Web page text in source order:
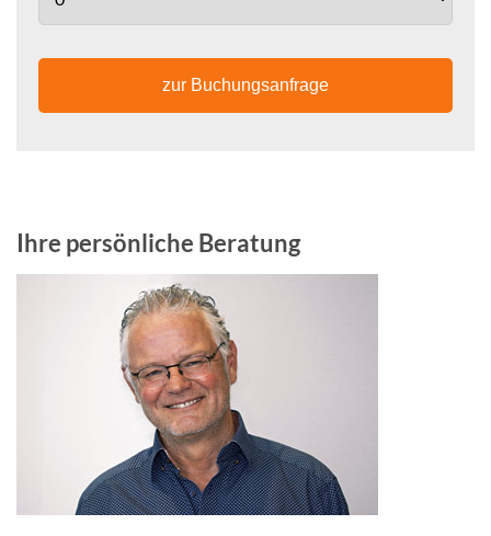
zur Buchungsanfrage
Ihre persönliche Beratung